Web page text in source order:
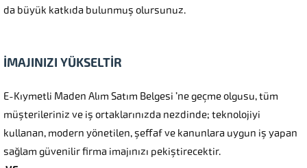
da büyük katkıda bulunmuş olursunuz.
İMAJINIZI YÜKSELTİR
E-Kıymetli Maden Alım Satım Belgesi ’ne geçme olgusu, tüm
müşterileriniz ve iş ortaklarınızda nezdinde; teknolojiyi
kullanan, modern yönetilen, şeffaf ve kanunlara uygun iş yapan
sağlam güvenilir firma imajınızı pekiştirecektir.